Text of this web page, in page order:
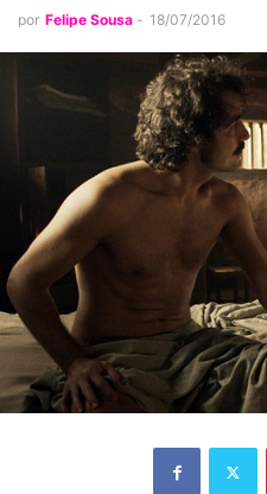
por Felipe Sousa - 18/07/2016